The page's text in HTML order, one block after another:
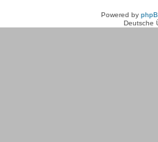
Powered by
Deutsche